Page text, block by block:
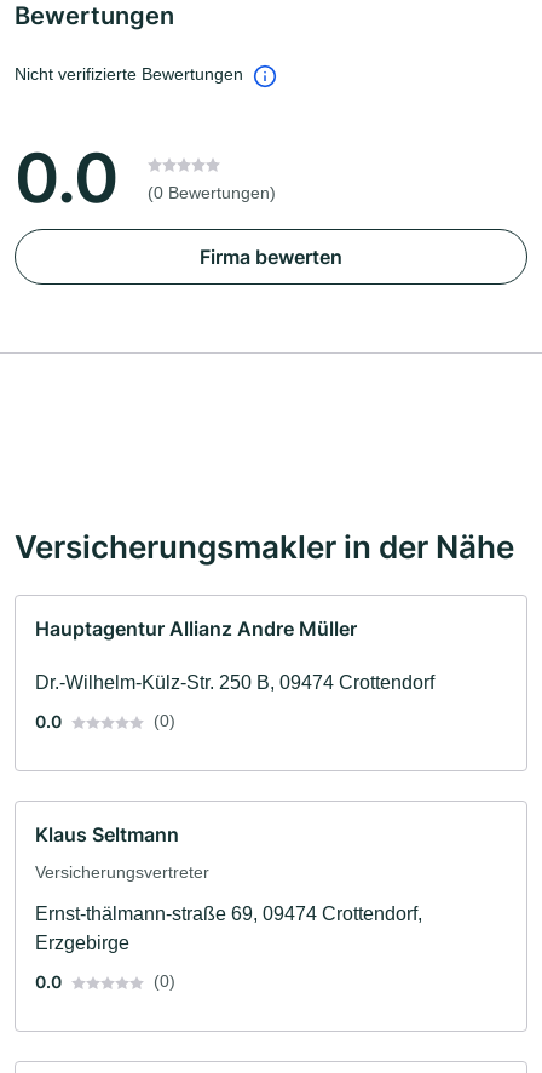
Bewertungen
Nicht verifizierte Bewertungen
0.0 (0 Bewertungen)
Firma bewerten
Versicherungsmakler in der Nähe
Hauptagentur Allianz Andre Müller
Dr.-Wilhelm-Külz-Str. 250 B, 09474 Crottendorf
0.0
(0)
Klaus Seltmann
Versicherungsvertreter
Ernst-thälmann-straße 69, 09474 Crottendorf,
Erzgebirge
0.0
(0)